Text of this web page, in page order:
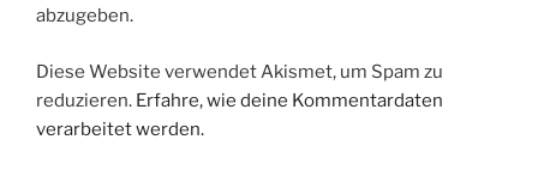
abzugeben.
Diese Website verwendet Akismet, um Spam zu
reduzieren. Erfahre, wie deine Kommentardaten
verarbeitet werden.